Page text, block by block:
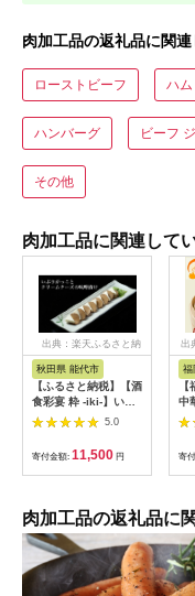
肉加工品の返礼品に関
ローストビーフ ハム
ハンバーグ ビーフ
その他
肉加工品に関連して
出典：楽天ふるさと納
秋田県 能代市
【ふるさと納税】【酒
食彩宴 粋 -iki-】いぶ
りがっことクリームチ
ーズの味噌漬け 8枚入
り×3パック 惣菜 漬物
ご当地グルメ つまみ
お酒のあて お届
間～1か月程度でお届
けします。※在庫状況
によってお待ちいただ
く場合がございます。
5.0
寄付金額: 11,500 円
出
福
中
|
メ
華
め
比
寄
肉加工品の返礼品に